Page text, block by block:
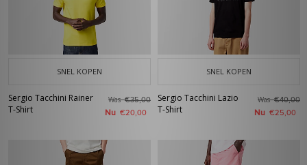
SNEL KOPEN
Sergio Tacchini Rainer
T-Shirt
Was€35,00
Nu €20,00
SNEL KOPEN
Sergio Tacchini Lazio
T-Shirt
Was€40,00
Nu €25,00